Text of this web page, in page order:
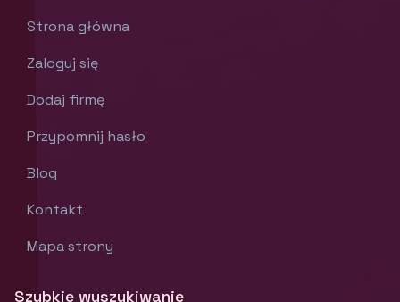
Strona główna
Zaloguj się
Dodaj firmę
Przypomnij hasło
Blog
Kontakt
Mapa strony
Szybkie wyszukiwanie